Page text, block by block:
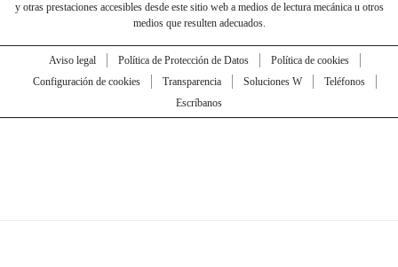
y otras prestaciones accesibles desde este sitio web a medios de lectura mecánica u otros
medios que resulten adecuados.
Aviso legal Política de Protección de Datos
Política de cookies
Configuración de cookies
Transparencia Soluciones W
Teléfonos
Escríbanos